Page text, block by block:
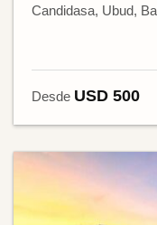
Candidasa, Ubud,
Desde USD 500